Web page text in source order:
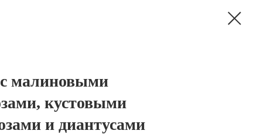
с малиновыми
кустовыми
и диантусами